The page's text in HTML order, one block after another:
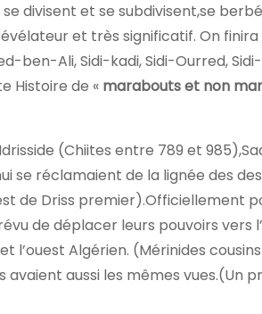
se divisent et se subdivisent,se
et très significatif. On
ben-Ali, Sidi-kadi, Sidi-Ourred,
Histoire de « marabouts et non
(Chiites entre 789 et
se réclamaient de la lignée des
de Driss premier).Officiellement
de déplacer leurs pouvoirs vers
l’ouest Algérien. (Mérinides
aussi les mêmes vues.(Un